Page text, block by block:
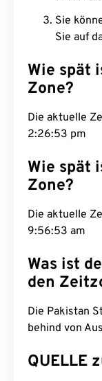
Sie
Sie auf
Wie spät
Zone?
Die aktuelle
2:26:54 pm
Wie spät
Zone?
Die aktuelle
9:56:54 am
Was ist
den
Die Pakistan
behind von
QUELLE